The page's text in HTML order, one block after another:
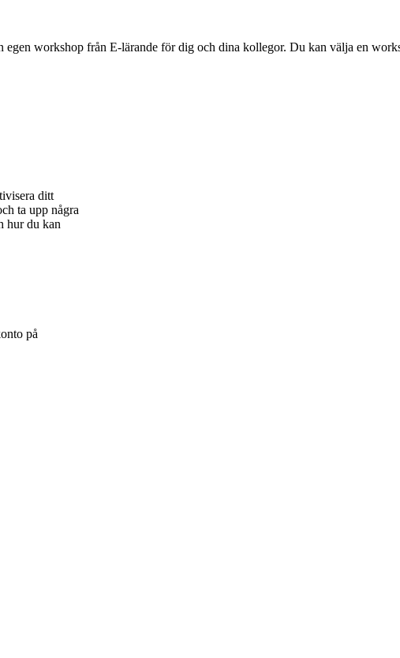
workshop från E-lärande för dig och dina kollegor. Du kan välja en
ditt
ta upp några
hur du kan
på